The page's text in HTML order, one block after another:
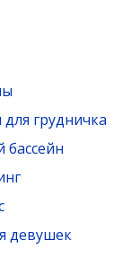
для грудничка
бассейн
девушек